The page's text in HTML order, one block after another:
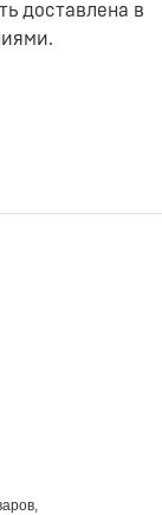
доставлена в